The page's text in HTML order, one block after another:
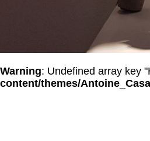
Warning: Undefined array key
content/themes/